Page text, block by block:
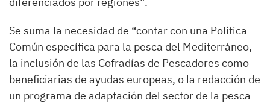
Se suma la necesidad de “contar con una Política
Común específica para la pesca del Mediterráneo,
la inclusión de las Cofradías de Pescadores como
beneficiarias de ayudas europeas, o la redacción de
un programa de adaptación del sector de la pesca